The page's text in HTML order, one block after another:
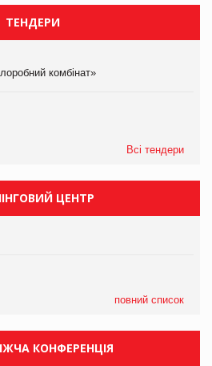
ТЕНДЕРИ
комбінат»
Всі тендери
ЦЕНТР
повний список
КОНФЕРЕНЦІЯ